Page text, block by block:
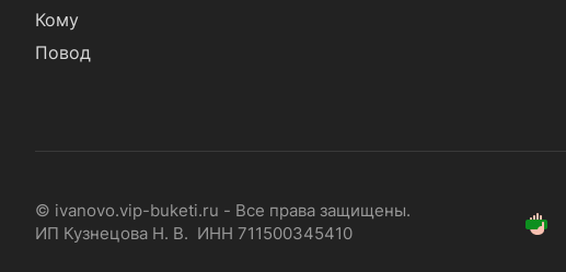
Кому
Повод
© ivanovo.vip-buketi.ru - Все права защищены.
ИП Кузнецова Н. В. ИНН 711500345410